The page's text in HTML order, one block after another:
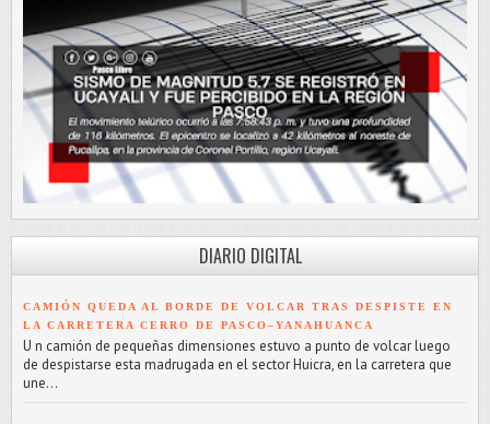
DIARIO DIGITAL
CAMIÓN QUEDA AL BORDE DE VOLCAR TRAS DESPISTE EN
LA CARRETERA CERRO DE PASCO–YANAHUANCA
U n camión de pequeñas dimensiones estuvo a punto de volcar luego
de despistarse esta madrugada en el sector Huicra, en la carretera que
une...